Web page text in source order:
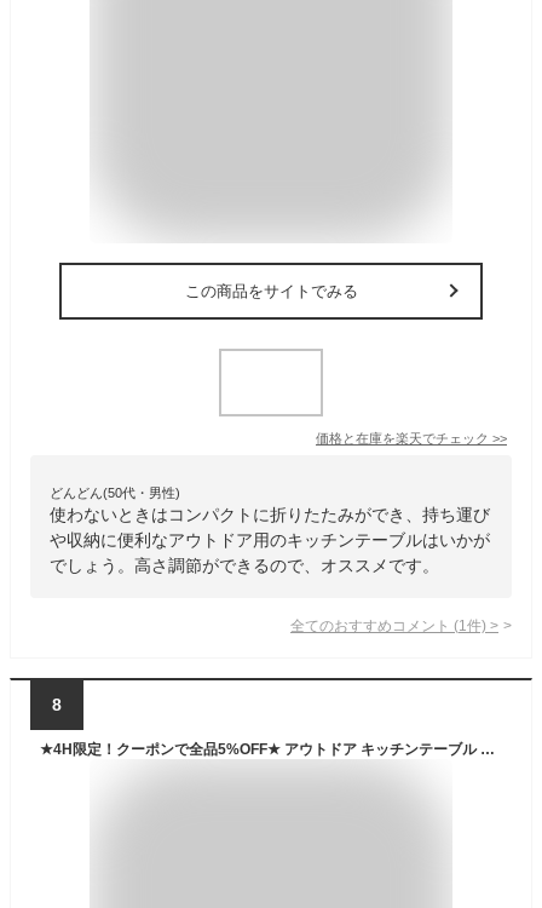
この商品をサイトでみる
価格と在庫を楽天でチェック >>
どんどん(50代・男性)
使わないときはコンパクトに折りたたみができ、持ち運び
や収納に便利なアウトドア用のキッチンテーブルはいかが
でしょう。高さ調節ができるので、オススメです。
全てのおすすめコメント (1 件) >
8
★4H限定！クーポンで全品5%OFF★ アウトドア キッチンテーブル 幅120 高さ2段階 軽量 木目 コンロ台 高さ調節 折りたたみテーブル 折りたたみ ランタンハンガー ツールハンガー レジャーテーブル アウトドアテーブル アウトドア キャンプ バーベキュー